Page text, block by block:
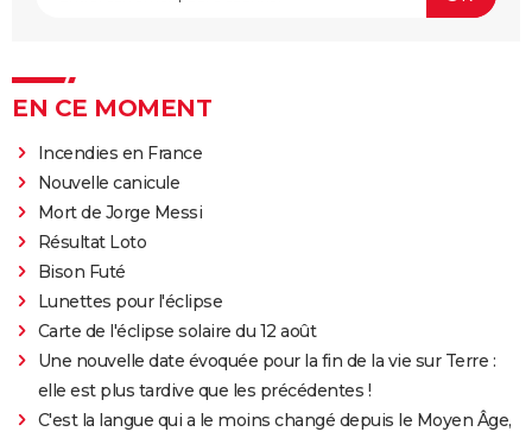
EN CE MOMENT
Incendies en France
Nouvelle canicule
Mort de Jorge Messi
Résultat Loto
Bison Futé
Lunettes pour l'éclipse
Carte de l'éclipse solaire du 12 août
Une nouvelle date évoquée pour la fin de la vie sur Terre :
elle est plus tardive que les précédentes !
C'est la langue qui a le moins changé depuis le Moyen Âge,